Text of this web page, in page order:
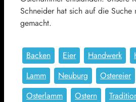
Schneider hat sich auf die Suche
gemacht.
Backen Eier Handwerk
Lamm
Neuburg Ostereier
Osterlamm
Ostern